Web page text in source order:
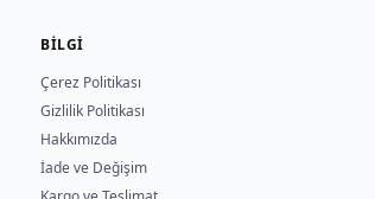
BILGI
Çerez Politikası
Gizlilik Politikası
Hakkımızda
İade ve Değişim